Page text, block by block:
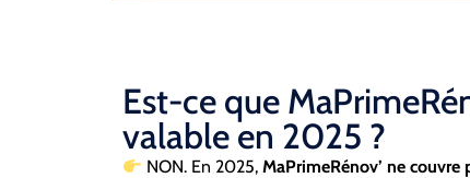
Est-ce que
valable en 2025 ?
NON. En 2025,MaPrimeRénov’ ne